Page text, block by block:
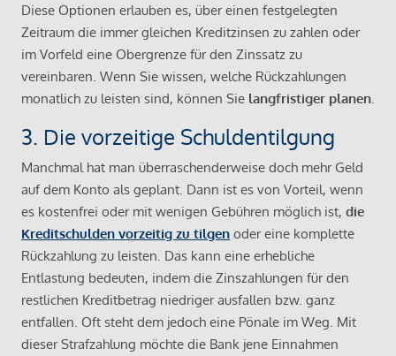
Diese Optionen erlauben es, über einen festgelegten
Zeitraum die immer gleichen Kreditzinsen zu zahlen oder
im Vorfeld eine Obergrenze für den Zinssatz zu
vereinbaren. Wenn Sie wissen, welche Rückzahlungen
monatlich zu leisten sind, können Sie langfristiger planen.
3. Die vorzeitige Schuldentilgung
Manchmal hat man überraschenderweise doch mehr Geld
auf dem Konto als geplant. Dann ist es von Vorteil, wenn
es kostenfrei oder mit wenigen Gebühren möglich ist, die
Kreditschulden vorzeitig zu tilgen oder eine komplette
Rückzahlung zu leisten. Das kann eine erhebliche
Entlastung bedeuten, indem die Zinszahlungen für den
restlichen Kreditbetrag niedriger ausfallen bzw. ganz
entfallen. Oft steht dem jedoch eine Pönale im Weg. Mit
dieser Strafzahlung möchte die Bank jene Einnahmen